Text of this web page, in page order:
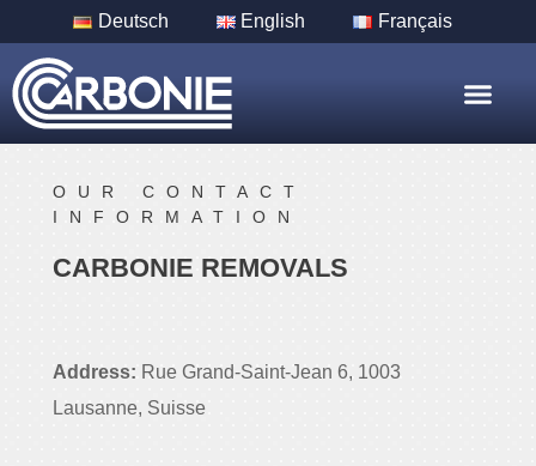
Deutsch English Français
OUR CONTACT
INFORMATION
CARBONIE REMOVALS
Address: Rue Grand-Saint-Jean 6, 1003
Lausanne, Suisse